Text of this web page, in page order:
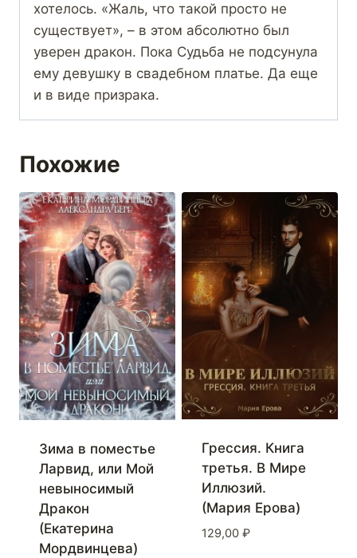
хотелось. «Жаль, что такой просто не
существует», – в этом абсолютно был
уверен дракон. Пока Судьба не подсунула
ему девушку в свадебном платье. Да еще
и в виде призрака.
Похожие
Зима в поместье
Ларвид, или Мой
невыносимый
Дракон
(Екатерина
Мордвинцева)
Грессия. Книга
третья. В Мире
Иллюзий.
(Мария Ерова)
129,00 ₽